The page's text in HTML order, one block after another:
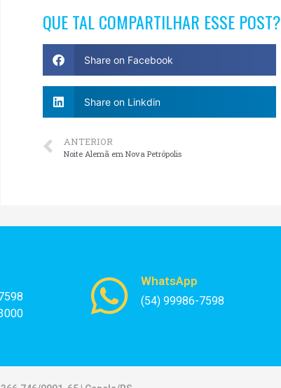
QUE TAL COMPARTILHAR ESSE POST?
Share on Facebook
Share on Linkdin
ANTERIOR
Noite Alemã em Nova Petrópolis
WhatsApp
(54) 99986-7598